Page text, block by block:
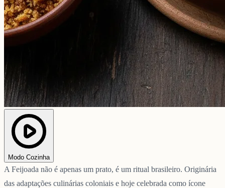
Modo Cozinha
A Feijoada não é apenas um prato, é um ritual brasileiro. Originária
das adaptações culinárias coloniais e hoje celebrada como ícone